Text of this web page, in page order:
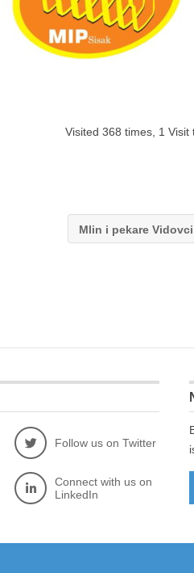
Visited 368 times, 1 Visit
Mlin i pekare Vidovci
Follow us on Twitter
Connect with us on
LinkedIn